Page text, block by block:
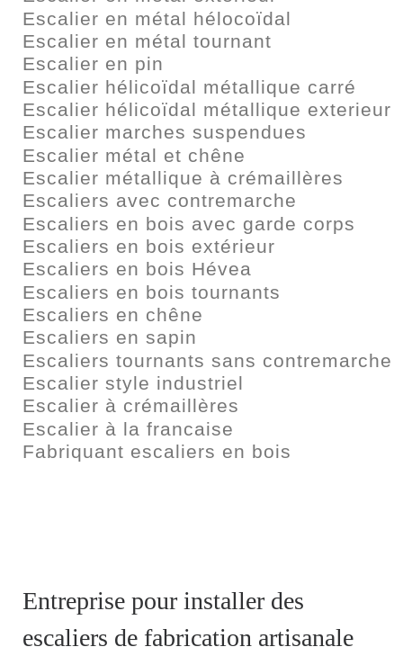
Escalier en métal hélocoïdal
Escalier en métal tournant
Escalier en pin
Escalier hélicoïdal métallique carré
Escalier hélicoïdal métallique exterieur
Escalier marches suspendues
Escalier métal et chêne
Escalier métallique à crémaillères
Escaliers avec contremarche
Escaliers en bois avec garde corps
Escaliers en bois extérieur
Escaliers en bois Hévea
Escaliers en bois tournants
Escaliers en chêne
Escaliers en sapin
Escaliers tournants sans contremarche
Escalier style industriel
Escalier à crémaillères
Escalier à la francaise
Fabriquant escaliers en bois
Entreprise pour installer des
escaliers de fabrication artisanale